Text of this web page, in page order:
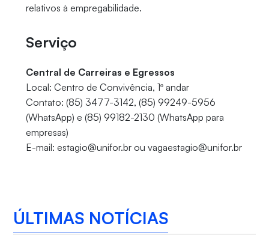
relativos à empregabilidade.
Serviço
Central de Carreiras e Egressos
Local: Centro de Convivência, 1º andar
Contato: (85) 3477-3142, (85) 99249-5956
(WhatsApp) e (85) 99182-2130 (WhatsApp para
empresas)
E-mail: estagio@unifor.br ou vagaestagio@unifor.br
ÚLTIMAS NOTÍCIAS